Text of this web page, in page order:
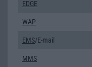
EDGE
WAP
EMS/E-mail
MMS